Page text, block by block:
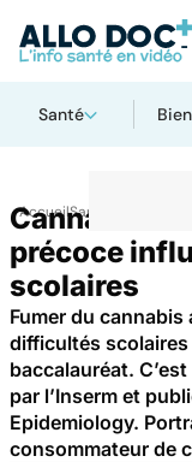
Santé
AccueilSanté
Cannabis :
précoce
scolaires
Fumer du
difficultés
baccalauréat.
par l’Inserm et
Epidemiology.
consommateur de